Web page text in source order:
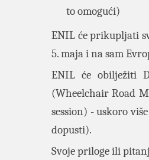
to omogući)
ENIL će prikupljati
5. maja i na sam
ENIL će obilježiti
(Wheelchair Road
session) - uskoro
dopusti).
Svoje priloge ili